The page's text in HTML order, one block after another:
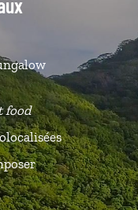
food